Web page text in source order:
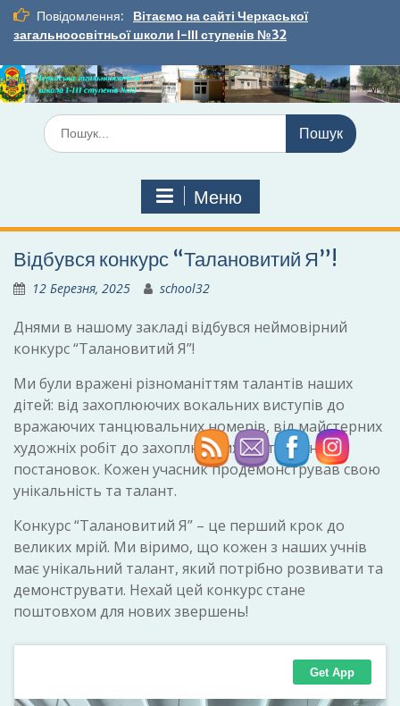
Перейти
вмісту
Повідомлення:
Вітаємо на сайті Черкаської
загальноосвітньої школи І-ІІІ ступенів №32
Шукати:
Меню
Відбувся конкурс “Талановитий Я”!
12 Березня, 2025 school32
Днями в нашому закладі відбувся неймовірний
конкурс “Талановитий Я”!
Ми були вражені різноманіттям талантів наших
дітей: від захоплюючих вокальних виступів до
вражаючих танцювальних номерів, від майстерних
художніх робіт до захоплюючих театральних
постановок. Кожен учасник продемонстрував свою
унікальність та талант.
Конкурс “Талановитий Я” – це перший крок до
великих мрій. Ми віримо, що кожен з наших учнів
має унікальний талант, який потрібно розвивати та
демонструвати. Нехай цей конкурс стане
поштовхом для нових звершень!